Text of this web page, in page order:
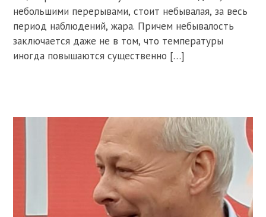
небольшими перерывами, стоит небывалая, за весь
период наблюдений, жара. Причем небывалость
заключается даже не в том, что температуры
иногда повышаются существенно […]